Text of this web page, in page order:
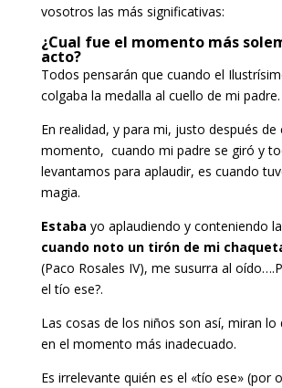
vosotros las más significativas:
¿Cual fue el momento más
acto?
Todos pensarán que cuando el
colgaba la medalla al cuello de mi padre.
En realidad, y para mi, justo después de
momento, cuando mi padre se giró y
levantamos para aplaudir, es cuando
magia.
Estaba yo aplaudiendo y conteniendo
cuando noto un tirón de mi
(Paco Rosales IV), me susurra al
el tío ese?.
Las cosas de los niños son así, miran lo
en el momento más inadecuado.
Es irrelevante quién es el «tío ese» (por